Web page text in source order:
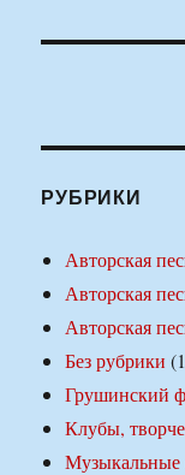
РУБРИКИ
Авторская
Авторская
Авторская
Без рубрики
Грушинский
Клубы,
Музыкальные